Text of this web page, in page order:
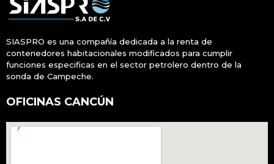
SIASPRO es una compañía dedicada a la renta de
contenedores habitacionales modificados para cumplir
funciones especificas en el sector petrolero dentro de la
sonda de Campeche.
OFICINAS CANCÚN